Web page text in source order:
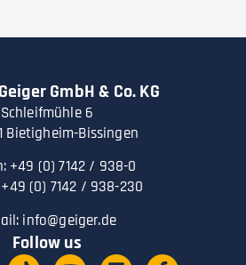
GmbH & Co. KG
Schleifmühle 6
Bietigheim-Bissingen
+49 (0) 7142 / 938-0
(0) 7142 / 938-230
info@geiger.de
Follow us